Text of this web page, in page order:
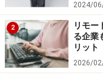
2024/
2
リモー
る企業
リット
2026/